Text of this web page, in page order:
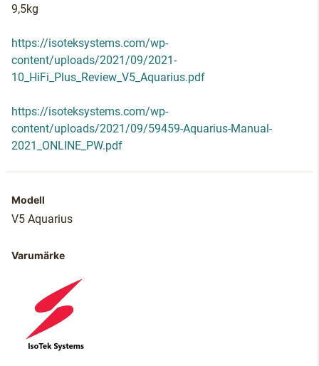
9,5kg
https://isoteksystems.com/wp-
content/uploads/2021/09/2021-
10_HiFi_Plus_Review_V5_Aquarius.pdf
https://isoteksystems.com/wp-
content/uploads/2021/09/59459-Aquarius-Manual-
2021_ONLINE_PW.pdf
Modell
V5 Aquarius
Varumärke